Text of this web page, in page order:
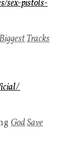
sex-pistols-
Tracks
GodSave